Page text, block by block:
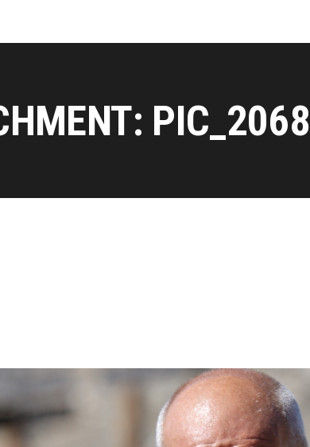
PIC_2068